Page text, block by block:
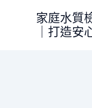
家庭水質
｜打造安